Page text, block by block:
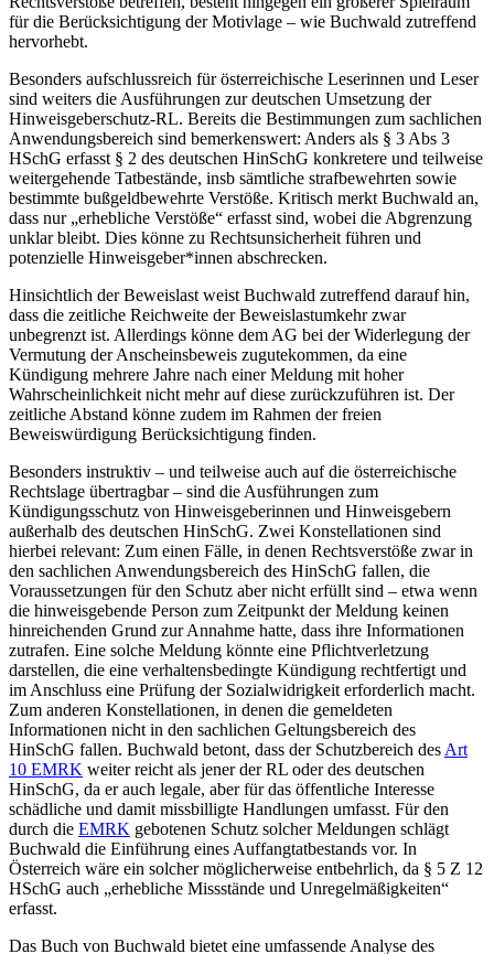
für die Berücksichtigung der Motivlage – wie Buchwald zutreffend
hervorhebt.
Besonders aufschlussreich für österreichische Leserinnen und Leser
sind weiters die Ausführungen zur deutschen Umsetzung der
Hinweisgeberschutz-RL. Bereits die Bestimmungen zum sachlichen
Anwendungsbereich sind bemerkenswert: Anders als § 3 Abs 3
HSchG erfasst § 2 des deutschen HinSchG konkretere und teilweise
weitergehende Tatbestände, insb sämtliche strafbewehrten sowie
bestimmte bußgeldbewehrte Verstöße. Kritisch merkt Buchwald an,
dass nur „erhebliche Verstöße“ erfasst sind, wobei die Abgrenzung
unklar bleibt. Dies könne zu Rechtsunsicherheit führen und
potenzielle Hinweisgeber*innen abschrecken.
Hinsichtlich der Beweislast weist Buchwald zutreffend darauf hin,
dass die zeitliche Reichweite der Beweislastumkehr zwar
unbegrenzt ist. Allerdings könne dem AG bei der Widerlegung der
Vermutung der Anscheinsbeweis zugutekommen, da eine
Kündigung mehrere Jahre nach einer Meldung mit hoher
Wahrscheinlichkeit nicht mehr auf diese zurückzuführen ist. Der
zeitliche Abstand könne zudem im Rahmen der freien
Beweiswürdigung Berücksichtigung finden.
Besonders instruktiv – und teilweise auch auf die österreichische
Rechtslage übertragbar – sind die Ausführungen zum
Kündigungsschutz von Hinweisgeberinnen und Hinweisgebern
außerhalb des deutschen HinSchG. Zwei Konstellationen sind
hierbei relevant: Zum einen Fälle, in denen Rechtsverstöße zwar in
den sachlichen Anwendungsbereich des HinSchG fallen, die
Voraussetzungen für den Schutz aber nicht erfüllt sind – etwa wenn
die hinweisgebende Person zum Zeitpunkt der Meldung keinen
hinreichenden Grund zur Annahme hatte, dass ihre Informationen
zutrafen. Eine solche Meldung könnte eine Pflichtverletzung
darstellen, die eine verhaltensbedingte Kündigung rechtfertigt und
im Anschluss eine Prüfung der Sozialwidrigkeit erforderlich macht.
Zum anderen Konstellationen, in denen die gemeldeten
Informationen nicht in den sachlichen Geltungsbereich des
HinSchG fallen. Buchwald betont, dass der Schutzbereich des Art
10 EMRK weiter reicht als jener der RL oder des deutschen
HinSchG, da er auch legale, aber für das öffentliche Interesse
schädliche und damit missbilligte Handlungen umfasst. Für den
durch die EMRK gebotenen Schutz solcher Meldungen schlägt
Buchwald die Einführung eines Auffangtatbestands vor. In
Österreich wäre ein solcher möglicherweise entbehrlich, da § 5 Z 12
HSchG auch „erhebliche Missstände und Unregelmäßigkeiten“
erfasst.
Das Buch von Buchwald bietet eine umfassende Analyse des